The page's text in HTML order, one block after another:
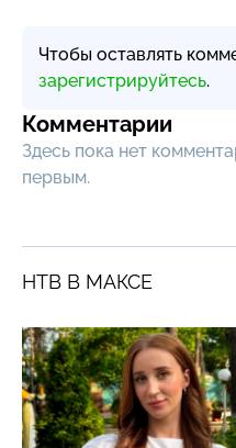
Чтобы оставлять
зарегистрируйтесь.
Комментарии
Здесь пока нет
первым.
НТВ В МАКСЕ